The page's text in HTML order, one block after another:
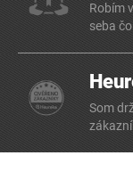
Robím
seba
Som